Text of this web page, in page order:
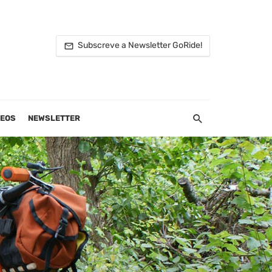
Subscreve a Newsletter GoRide!
NEWSLETTER